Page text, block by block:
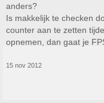
anders?
Is makkelijk te checken
counter aan te zetten
opnemen, dan gaat je
15 nov 2012